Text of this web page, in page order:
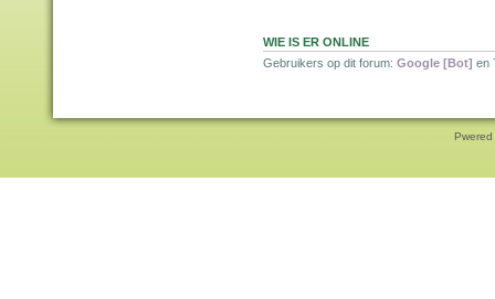
WIE IS ER ONLINE
Gebruikers op dit forum: Google [Bot] en